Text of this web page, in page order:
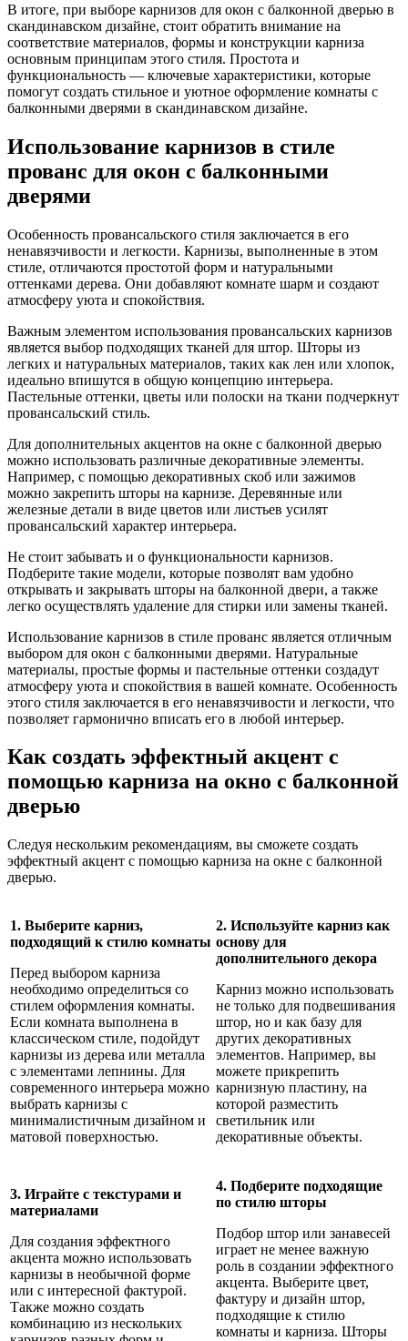
В итоге, при выборе карнизов для окон с балконной дверью в
скандинавском дизайне, стоит обратить внимание на
соответствие материалов, формы и конструкции карниза
основным принципам этого стиля. Простота и
функциональность — ключевые характеристики, которые
помогут создать стильное и уютное оформление комнаты с
балконными дверями в скандинавском дизайне.
Использование карнизов в стиле
прованс для окон с балконными
дверями
Особенность провансальского стиля заключается в его
ненавязчивости и легкости. Карнизы, выполненные в этом
стиле, отличаются простотой форм и натуральными
оттенками дерева. Они добавляют комнате шарм и создают
атмосферу уюта и спокойствия.
Важным элементом использования провансальских карнизов
является выбор подходящих тканей для штор. Шторы из
легких и натуральных материалов, таких как лен или хлопок,
идеально впишутся в общую концепцию интерьера.
Пастельные оттенки, цветы или полоски на ткани подчеркнут
провансальский стиль.
Для дополнительных акцентов на окне с балконной дверью
можно использовать различные декоративные элементы.
Например, с помощью декоративных скоб или зажимов
можно закрепить шторы на карнизе. Деревянные или
железные детали в виде цветов или листьев усилят
провансальский характер интерьера.
Не стоит забывать и о функциональности карнизов.
Подберите такие модели, которые позволят вам удобно
открывать и закрывать шторы на балконной двери, а также
легко осуществлять удаление для стирки или замены тканей.
Использование карнизов в стиле прованс является отличным
выбором для окон с балконными дверями. Натуральные
материалы, простые формы и пастельные оттенки создадут
атмосферу уюта и спокойствия в вашей комнате. Особенность
этого стиля заключается в его ненавязчивости и легкости, что
позволяет гармонично вписать его в любой интерьер.
Как создать эффектный акцент с
помощью карниза на окно с балконной
дверью
Следуя нескольким рекомендациям, вы сможете создать
эффектный акцент с помощью карниза на окне с балконной
дверью.
1. Выберите карниз,
подходящий к стилю комнаты
Перед выбором карниза
необходимо определиться со
стилем оформления комнаты.
Если комната выполнена в
классическом стиле, подойдут
карнизы из дерева или металла
с элементами лепнины. Для
современного интерьера можно
выбрать карнизы с
минималистичным дизайном и
матовой поверхностью.
2. Используйте карниз как
основу для
дополнительного декора
Карниз можно использовать
не только для подвешивания
штор, но и как базу для
других декоративных
элементов. Например, вы
можете прикрепить
карнизную пластину, на
которой разместить
светильник или
декоративные объекты.
3. Играйте с текстурами и
материалами
Для создания эффектного
акцента можно использовать
карнизы в необычной форме
или с интересной фактурой.
Также можно создать
комбинацию из нескольких
4. Подберите подходящие
по стилю шторы
Подбор штор или занавесей
играет не менее важную
роль в создании эффектного
акцента. Выберите цвет,
фактуру и дизайн штор,
подходящие к стилю
комнаты и карниза. Шторы